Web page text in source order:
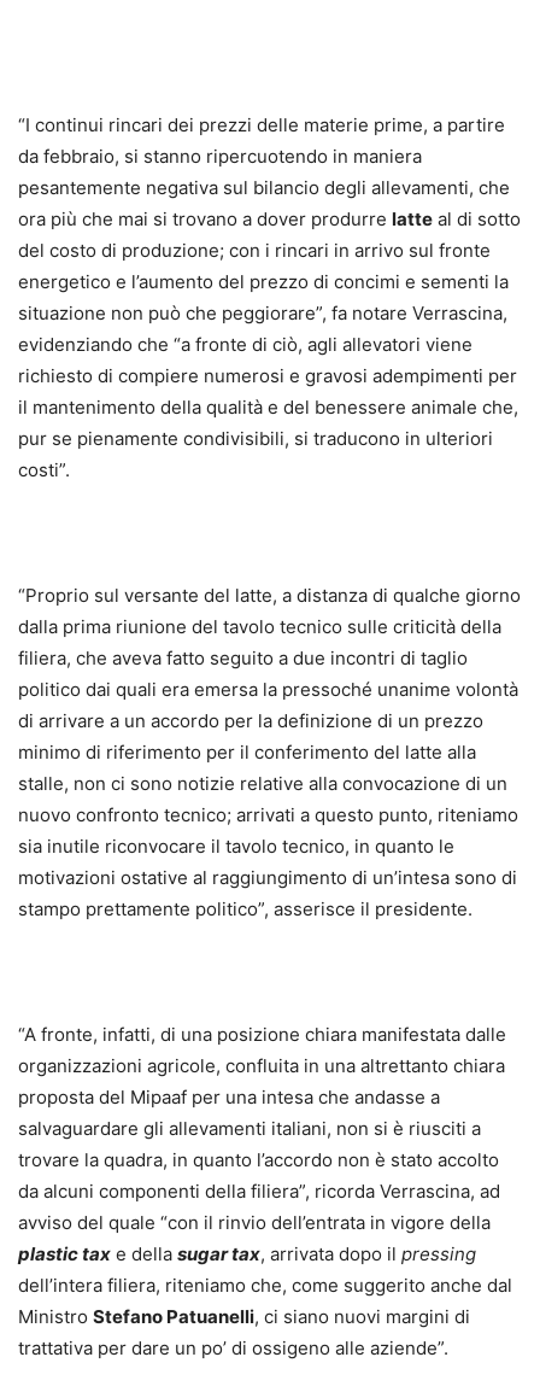
“I continui rincari dei prezzi delle materie prime, a partire
da febbraio, si stanno ripercuotendo in maniera
pesantemente negativa sul bilancio degli allevamenti, che
ora più che mai si trovano a dover produrre latte al di sotto
del costo di produzione; con i rincari in arrivo sul fronte
energetico e l’aumento del prezzo di concimi e sementi la
situazione non può che peggiorare”, fa notare Verrascina,
evidenziando che “a fronte di ciò, agli allevatori viene
richiesto di compiere numerosi e gravosi adempimenti per
il mantenimento della qualità e del benessere animale che,
pur se pienamente condivisibili, si traducono in ulteriori
costi”.
“Proprio sul versante del latte, a distanza di qualche giorno
dalla prima riunione del tavolo tecnico sulle criticità della
filiera, che aveva fatto seguito a due incontri di taglio
politico dai quali era emersa la pressoché unanime volontà
di arrivare a un accordo per la definizione di un prezzo
minimo di riferimento per il conferimento del latte alla
stalle, non ci sono notizie relative alla convocazione di un
nuovo confronto tecnico; arrivati a questo punto, riteniamo
sia inutile riconvocare il tavolo tecnico, in quanto le
motivazioni ostative al raggiungimento di un’intesa sono di
stampo prettamente politico”, asserisce il presidente.
“A fronte, infatti, di una posizione chiara manifestata dalle
organizzazioni agricole, confluita in una altrettanto chiara
proposta del Mipaaf per una intesa che andasse a
salvaguardare gli allevamenti italiani, non si è riusciti a
trovare la quadra, in quanto l’accordo non è stato accolto
da alcuni componenti della filiera”, ricorda Verrascina, ad
avviso del quale “con il rinvio dell’entrata in vigore della
plastic tax e della sugar tax, arrivata dopo il pressing
dell’intera filiera, riteniamo che, come suggerito anche dal
Ministro Stefano Patuanelli, ci siano nuovi margini di
trattativa per dare un po’ di ossigeno alle aziende”.